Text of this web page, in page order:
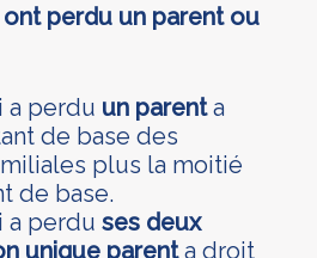
perdu un parent ou
a perdu un parenta
de base des
plus la moitié
de base.
a perdu ses deux
unique parenta droit